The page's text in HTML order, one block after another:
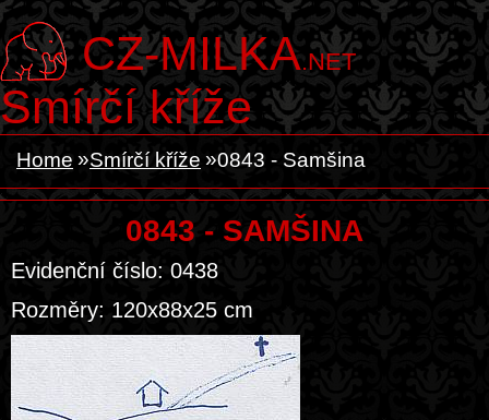
CZ-MILKA.NET
Smírčí kříže
Home Smírčí kříže 0843 - Samšina
0843 - SAMŠINA
Evidenční číslo: 0438
Rozměry: 120x88x25 cm